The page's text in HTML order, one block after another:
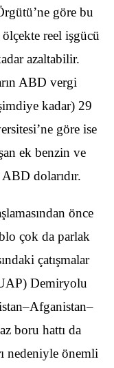
göre bu
ölçekte reel işgücü
azaltabilir.
ABD vergi
kadar) 29
göre ise
ek benzin ve
dolarıdır.
önce
çok da parlak
çatışmalar
Demiryolu
boru hattı da
nedeniyle önemli